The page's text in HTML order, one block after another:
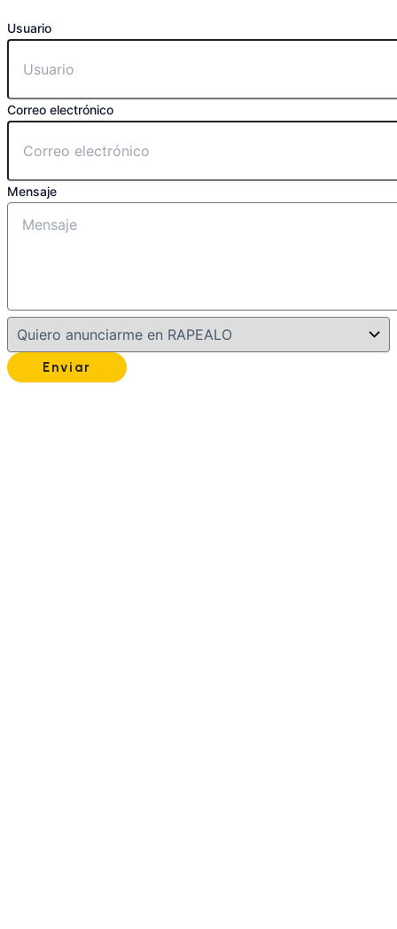
Usuario
Correo electrónico
Mensaje
Enviar